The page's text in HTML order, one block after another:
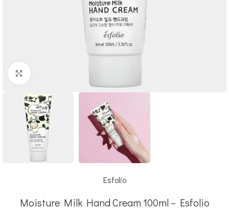
Esfolio
Moisture Milk Hand Cream 100ml – Esfolio